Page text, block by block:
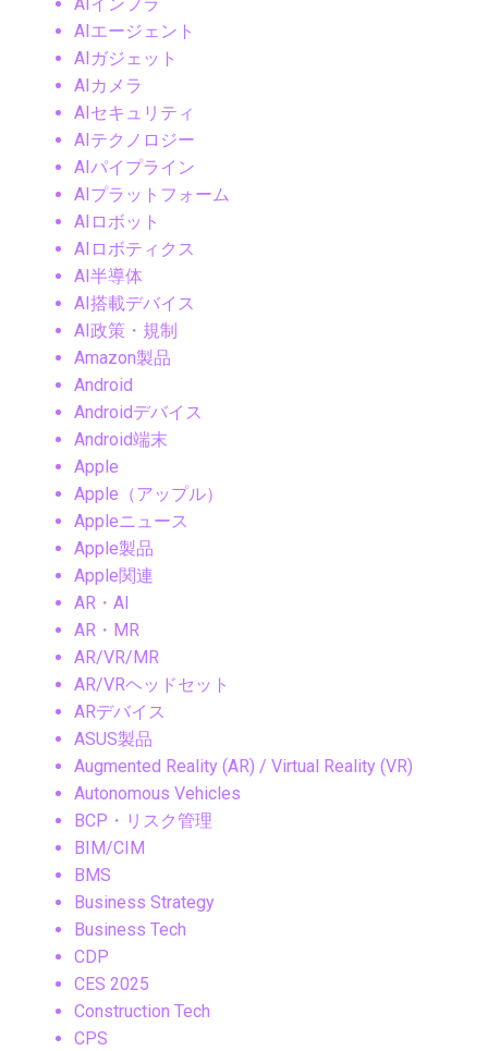
AIエージェント
AIガジェット
AIカメラ
AIセキュリティ
AIテクノロジー
AIパイプライン
AIプラットフォーム
AIロボット
AIロボティクス
AI半導体
AI搭載デバイス
AI政策・規制
Amazon製品
Android
Androidデバイス
Android端末
Apple
Apple（アップル）
Appleニュース
Apple製品
Apple関連
AR・AI
AR・MR
AR/VR/MR
AR/VRヘッドセット
ARデバイス
ASUS製品
Augmented Reality (AR) / Virtual Reality (VR)
Autonomous Vehicles
BCP・リスク管理
BIM/CIM
BMS
Business Strategy
Business Tech
CDP
CES 2025
Construction Tech
CPS